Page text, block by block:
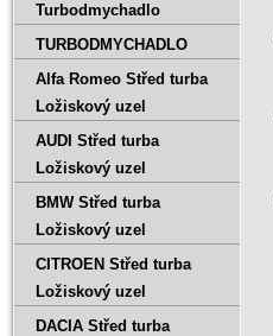
Turbodmychadlo
TURBODMYCHADLO
Alfa Romeo Střed turba
Ložiskový uzel
AUDI Střed turba
Ložiskový uzel
BMW Střed turba
Ložiskový uzel
CITROEN Střed turba
Ložiskový uzel
DACIA Střed turba